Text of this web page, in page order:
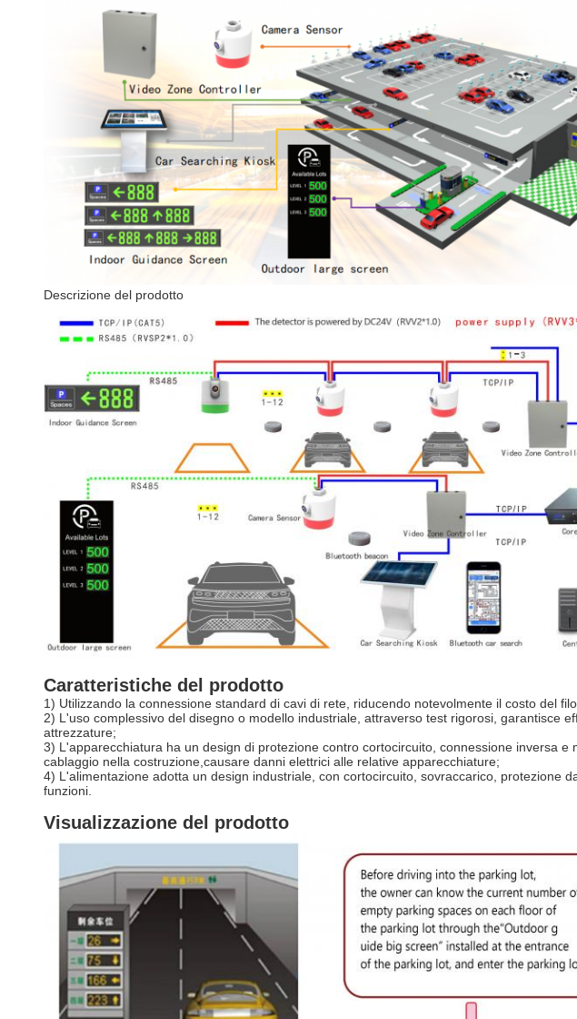
Descrizione del prodotto
Caratteristiche del prodotto
1) Utilizzando la connessione standard di cavi di rete, riducendo notevolmente il costo del
2) L'uso complessivo del disegno o modello industriale, attraverso test rigorosi, garantisce
attrezzature;
3) L'apparecchiatura ha un design di protezione contro cortocircuito, connessione inversa
cablaggio nella costruzione,causare danni elettrici alle relative apparecchiature;
4) L'alimentazione adotta un design industriale, con cortocircuito, sovraccarico, protezione
funzioni.
Visualizzazione del prodotto